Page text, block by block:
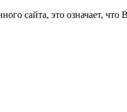
сайта, это означает,